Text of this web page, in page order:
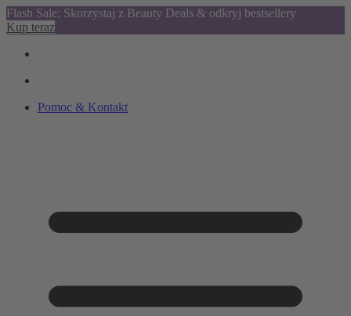
Flash Sale: Skorzystaj z Beauty Deals & odkryj bestsellery
Kup teraz
Pomoc & Kontakt